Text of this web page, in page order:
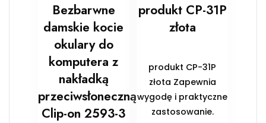
Bezbarwne
damskie kocie
okulary do
komputera z
nakładką
przeciwsłoneczną
Clip-on 2593-3
produkt CP-31P
złota
produkt CP-31P
złota Zapewnia
wygodę i praktyczne
zastosowanie.